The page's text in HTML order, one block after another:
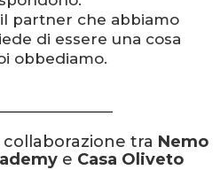
partner che abbiamo
di essere una cosa
obbediamo.
tra Nemo
e Casa Oliveto